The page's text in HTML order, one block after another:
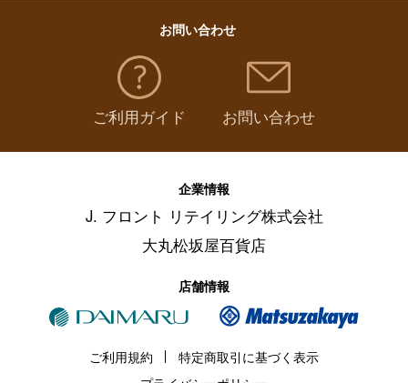
お問い合わせ
ご利用ガイド お問い合わせ
企業情報
J. フロント リテイリング株式会社
大丸松坂屋百貨店
店舗情報
ご利用規約
特定商取引に基づく表示